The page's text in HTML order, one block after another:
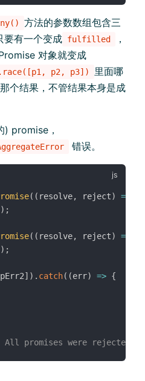
方法的参数数组包含三
要有一个变成 fulfilled ，
对象就变成
p2, p3])
里面哪
个结果，不管结果本身是成
promise，
错误。
( ( resolve, reject) =>
) ;
( ( resolve, reject) =>
) ;
pErr2] ) . catch( (err) => {
promises were rejected"